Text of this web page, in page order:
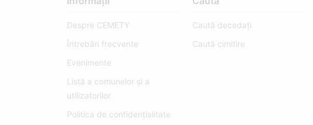
Despre CEMETY
Întrebări frecvente
Evenimente
Listă a comunelor și a
utilizatorilor
Politica de confidențialitate
Caută decedați
Caută cimitire